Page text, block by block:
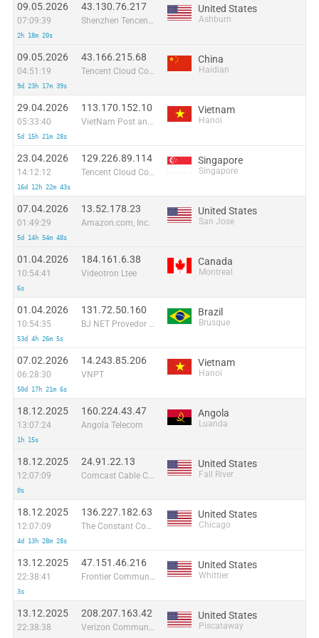
09.05.2026
07:09:39
2h 18m 20s
43.130.76.217
Shenzhen Tencent Computer Systems Company Limited
United States
Ashburn
09.05.2026
04:51:19
9d 23h 17m 39s
43.166.215.68
Tencent Cloud Computing (Beijing) Co
China
Haidian
29.04.2026
05:33:40
5d 15h 21m 28s
113.170.152.10
VietNam Post and Telecom Corporation
Vietnam
Hanoi
23.04.2026
14:12:12
16d 12h 22m 43s
129.226.89.114
Tencent Cloud Computing (Beijing) Co
Singapore
Singapore
07.04.2026
01:49:29
5d 14h 54m 48s
13.52.178.23
Amazon.com, Inc.
United States
San Jose
01.04.2026
10:54:41
6s
184.161.6.38
Videotron Ltee
Canada
Montreal
01.04.2026
10:54:35
53d 4h 26m 5s
131.72.50.160
BJ NET Provedor de Internet Ltda. - ME
Brazil
Brusque
07.02.2026
06:28:30
50d 17h 21m 6s
14.243.85.206
VNPT
Vietnam
Hanoi
18.12.2025
13:07:24
1h 15s
160.224.43.47
Angola Telecom
Angola
Luanda
18.12.2025
12:07:09
0s
24.91.22.13
Comcast Cable Communications
United States
Fall River
18.12.2025
12:07:09
4d 13h 28m 28s
136.227.182.63
The Constant Company, LLC
United States
Chicago
13.12.2025
22:38:41
3s
47.151.46.216
Frontier Communications Solutions
United States
Whittier
13.12.2025
22:38:38
208.207.163.42
Verizon Communications
United States
Piscataway